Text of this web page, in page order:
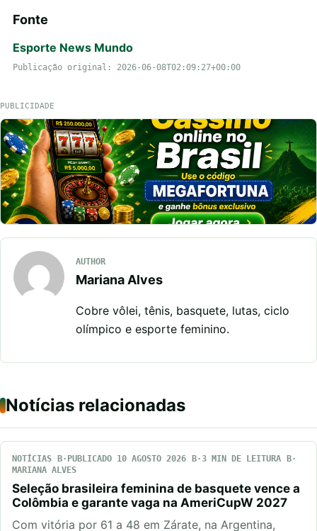
Fonte
Esporte News Mundo
Publicação original: 2026-06-08T02:09:27+00:00
PUBLICIDADE
AUTHOR
Mariana Alves
Cobre vôlei, tênis, basquete, lutas, ciclo
olímpico e esporte feminino.
Notícias relacionadas
NOTÍCIAS PUBLICADO 10 AGOSTO 2026
3 MIN DE LEITURA
MARIANA ALVES
Seleção brasileira feminina de basquete vence a
Colômbia e garante vaga na AmeriCupW 2027
Com vitória por 61 a 48 em Zárate, na Argentina,